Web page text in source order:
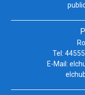
Tel:
E-Mail: